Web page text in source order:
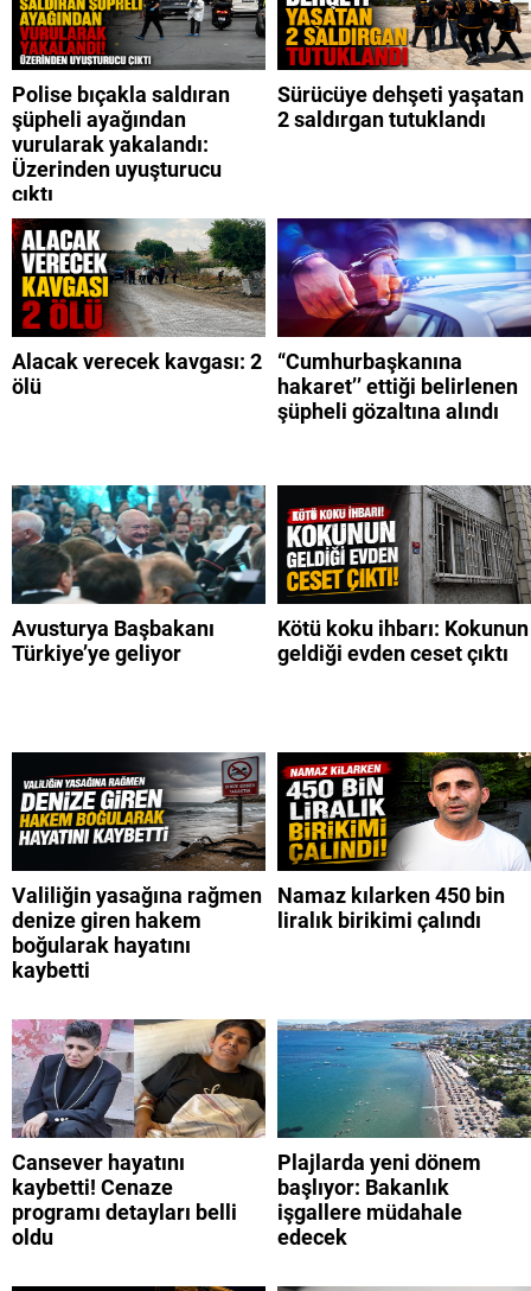
Polise bıçakla saldıran
şüpheli ayağından
vurularak yakalandı:
Üzerinden uyuşturucu
çıktı
Sürücüye dehşeti yaşatan
2 saldırgan tutuklandı
Alacak verecek kavgası: 2
ölü
“Cumhurbaşkanına
hakaret’’ ettiği belirlenen
şüpheli gözaltına alındı
Avusturya Başbakanı
Türkiye’ye geliyor
Kötü koku ihbarı: Kokunun
geldiği evden ceset çıktı
Valiliğin yasağına rağmen
denize giren hakem
boğularak hayatını
kaybetti
Namaz kılarken 450 bin
liralık birikimi çalındı
Cansever hayatını
kaybetti! Cenaze
programı detayları belli
oldu
Plajlarda yeni dönem
başlıyor: Bakanlık
işgallere müdahale
edecek